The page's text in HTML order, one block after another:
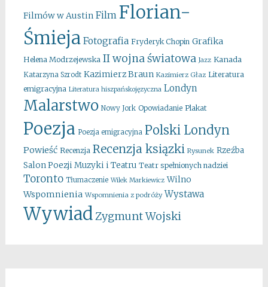
Filmów w Austin Film Florian-
Śmieja Fotografia Fryderyk Chopin Grafika
Helena Modrzejewska II wojna światowa Jazz Kanada
Katarzyna Szrodt Kazimierz Braun Kazimierz Głaz Literatura
emigracyjna Literatura hiszpańskojęzyczna Londyn
Malarstwo Nowy Jork Opowiadanie Plakat
Poezja Poezja emigracyjna Polski Londyn
Powieść Recenzja Recenzja ksiązki Rysunek Rzeźba
Salon Poezji Muzyki i Teatru Teatr spełnionych nadziei
Toronto Tłumaczenie Wilek Markiewicz Wilno
Wspomnienia Wspomnienia z podróży Wystawa
WywiadZygmunt Wojski